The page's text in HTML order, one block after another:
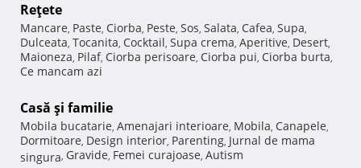
Reţete
Mancare, Paste, Ciorba, Peste, Sos, Salata, Cafea, Supa,
Dulceata, Tocanita, Cocktail, Supa crema, Aperitive, Desert,
Maioneza, Pilaf, Ciorba perisoare, Ciorba pui, Ciorba burta,
Ce mancam azi
Casă şi familie
Mobila bucatarie, Amenajari interioare, Mobila, Canapele,
Dormitoare, Design interior, Parenting, Jurnal de mama
singura, Gravide, Femei curajoase, Autism